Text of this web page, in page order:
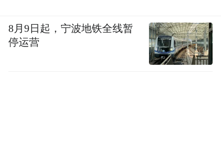
8月9日起，宁波地铁全线暂
停运营